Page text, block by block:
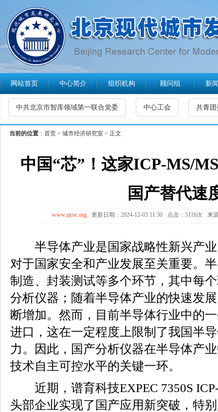
网站首页 中心简介 组织机构 顾问组 新
中共北京市智库领域第一联合党委 中心工会 共青
当前的位置 ： 首页 > 城市经济研究室 > 正文
中国“芯”！这家ICP-MS/
国产替代速
www.zjcsc.org 更新日期：2024-12-03 11:30 点击：5116次 来
半导体产业是国家战略性新兴产业
对于国家安全和产业发展至关重要。
制造、封装测试等多个环节，其中每
分析仪器；随着半导体产业的快速发
断增加。然而，目前半导体行业中的
进口，这在一定程度上限制了我国半
力。因此，国产分析仪器在半导体产
技术自主可控水平的关键一环。
近期，谱育科技EXPEC 7350S
头部企业实现了国产应用新突破，特